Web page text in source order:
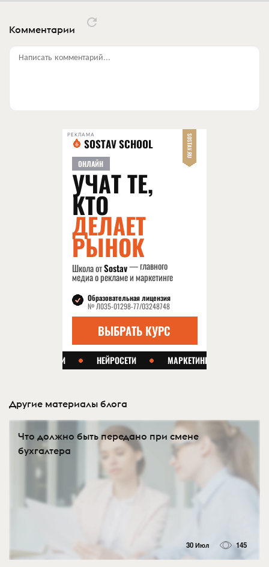
Комментарии
Написать комментарий...
РЕКЛАМА
Другие материалы блога
Что должно быть передано при смене
бухгалтера
30 Июл 145